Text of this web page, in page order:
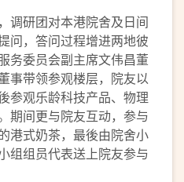
调研团对本港院舍及日间
问，答问过程增进两地彼
务委员会副主席文伟昌董
事带领参观楼层，院友以
参观乐龄科技产品、物理
期间更与院友互动，参与
港式奶茶，最後由院舍小
组组员代表送上院友参与